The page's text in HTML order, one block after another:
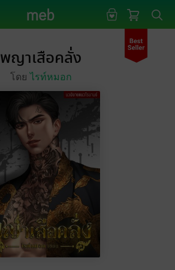
พญาเสือคลั่ง
โดย ไรท์หมอก